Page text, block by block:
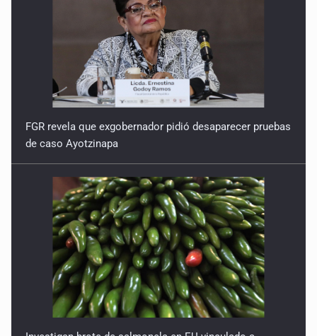
de caso Ayotzinapa